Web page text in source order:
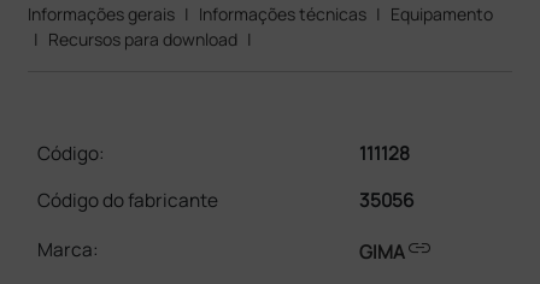
Informações gerais | Informações técnicas | Equipamento
| Recursos para download |
Código:
111128
Código do fabricante
35056
Marca:
GIMAlink